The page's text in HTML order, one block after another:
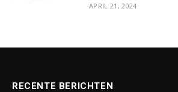
APRIL 21, 2024
RECENTE BERICHTEN